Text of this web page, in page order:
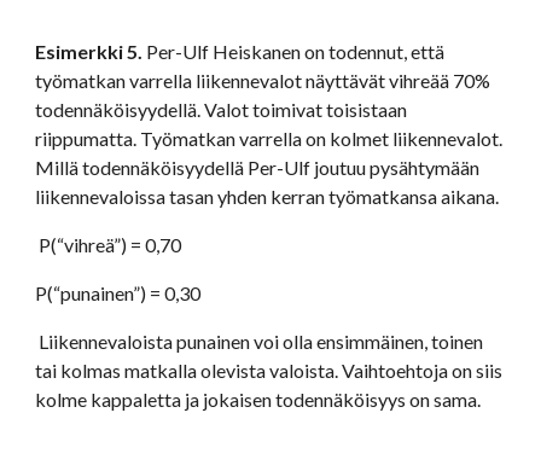
Esimerkki 5. Per-Ulf Heiskanen on todennut, että
työmatkan varrella liikennevalot näyttävät vihreää 70%
todennäköisyydellä. Valot toimivat toisistaan
riippumatta. Työmatkan varrella on kolmet liikennevalot.
Millä todennäköisyydellä Per-Ulf joutuu pysähtymään
liikennevaloissa tasan yhden kerran työmatkansa aikana.
P(“vihreä”) = 0,70
P(“punainen”) = 0,30
tai kolmas matkalla olevista valoista. Vaihtoehtoja on siis
kolme kappaletta ja jokaisen todennäköisyys on sama.